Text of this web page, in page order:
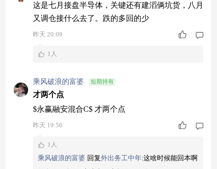
这是七月接盘半导体，关键还有建滔俩坑货，八月
又调仓接什么去了。跌的多回的少
昨天 20:09
1人
乘风破浪的富婆 短期持有
才两个点
$永赢融安混合C$ 才两个点
昨天 19:56
1人
乘风破浪的富婆 回复外出务工中年:这啥时候能回本啊